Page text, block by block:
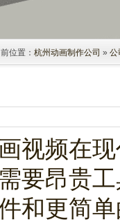
位置： 杭州动画制作公司 » 公
视频在
要昂贵
和更简